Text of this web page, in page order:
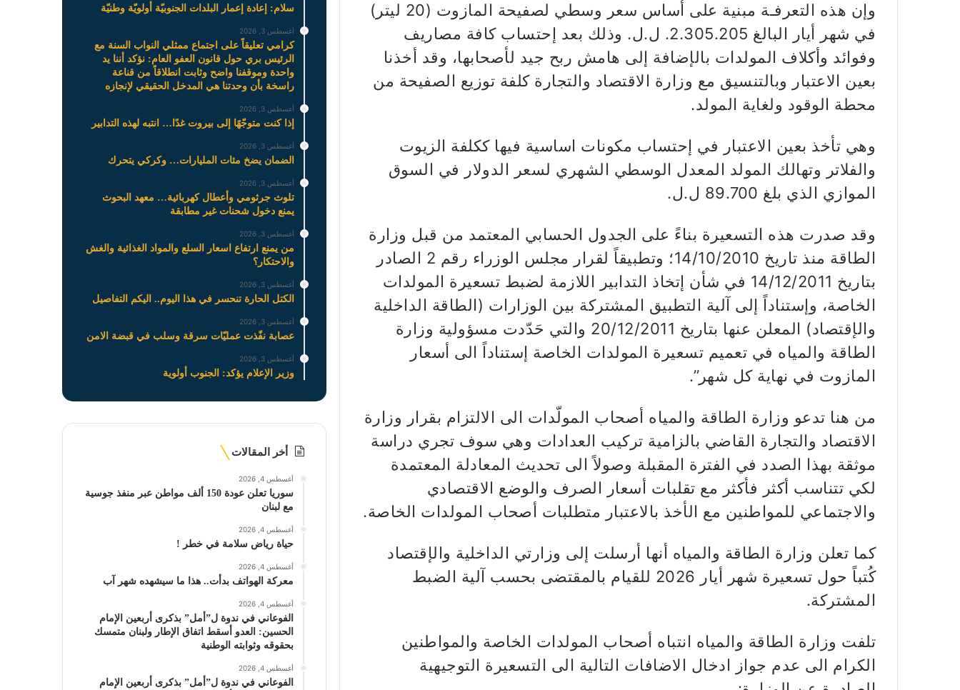
وإن هذه التعرفـة مبنية على أساس سعر وسطي لصفيحة المازوت (20 ليتر)
في شهر أيار البالغ 2.305.205. ل.ل. وذلك بعد إحتساب كافة مصاريف
وفوائد وأكلاف المولدات بالإضافة إلى هامش ربح جيد لأصحابها، وقد أخذنا
بعين الاعتبار وبالتنسيق مع وزارة الاقتصاد والتجارة كلفة توزيع الصفيحة من
محطة الوقود ولغاية المولد.
وهي تأخذ بعين الاعتبار في إحتساب مكونات اساسية فيها ككلفة الزيوت
والفلاتر وتهالك المولد المعدل الوسطي الشهري لسعر الدولار في السوق
الموازي الذي بلغ 89.700 ل.ل.
وقد صدرت هذه التسعيرة بناءً على الجدول الحسابي المعتمد من قبل وزارة
الطاقة منذ تاريخ 14/10/2010؛ وتطبيقاً لقرار مجلس الوزراء رقم 2 الصادر
بتاريخ 14/12/2011 في شأن إتخاذ التدابير اللازمة لضبط تسعيرة المولدات
الخاصة، وإستناداً إلى آلية التطبيق المشتركة بين الوزارات (الطاقة الداخلية
والإقتصاد) المعلن عنها بتاريخ 20/12/2011 والتي حَدّدت مسؤولية وزارة
الطاقة والمياه في تعميم تسعيرة المولدات الخاصة إستناداً الى أسعار
المازوت في نهاية كل شهر”.
من هنا تدعو وزارة الطاقة والمياه أصحاب المولّدات الى الالتزام بقرار وزارة
الاقتصاد والتجارة القاضي بالزامية تركيب العدادات وهي سوف تجري دراسة
موثقة بهذا الصدد في الفترة المقبلة وصولاً الى تحديث المعادلة المعتمدة
لكي تتناسب أكثر فأكثر مع تقلبات أسعار الصرف والوضع الاقتصادي
والاجتماعي للمواطنين مع الأخذ بالاعتبار متطلبات أصحاب المولدات الخاصة.
كما تعلن وزارة الطاقة والمياه أنها أرسلت إلى وزارتي الداخلية والإقتصاد
كُتباً حول تسعيرة شهر أيار 2026 للقيام بالمقتضى بحسب آلية الضبط
المشتركة.
تلفت وزارة الطاقة والمياه انتباه أصحاب المولدات الخاصة والمواطنين
الكرام الى عدم جواز ادخال الاضافات التالية الى التسعيرة التوجيهية
سلام: إعادة إعمار البلدات الجنوبيّة أولويّة وطنيّة
أغسطس 3, 2026
كرامي تعليقاً على اجتماع ممثلي النواب السنة مع
الرئيس بري حول قانون العفو العام: نؤكد أننا يد
واحدة وموقفنا واضح وثابت انطلاقاً من قناعة
راسخة بأن وحدتنا هي المدخل الحقيقي لإنجازه
أغسطس 3, 2026
إذا كنت متوجّهًا إلى بيروت غدًا… انتبه لهذه التدابير
أغسطس 3, 2026
الضمان يضخ مئات المليارات… وكركي يتحرك
أغسطس 3, 2026
تلوث جرثومي وأعطال كهربائية… معهد البحوث
يمنع دخول شحنات غير مطابقة
أغسطس 3, 2026
من يمنع ارتفاع اسعار السلع والمواد الغذائية والغش
والاحتكار؟
أغسطس 3, 2026
الكتل الحارة تنحسر في هذا اليوم.. اليكم التفاصيل
أغسطس 3, 2026
عصابة نفّذت عمليّات سرقة وسلب في قبضة الامن
أغسطس 3, 2026
وزير الإعلام يؤكد: الجنوب أولوية
أخر المقالات
أغسطس 4, 2026
سوريا تعلن عودة 150 ألف مواطن عبر منفذ جوسية
مع لبنان
أغسطس 4, 2026
حياة رياض سلامة في خطر !
أغسطس 4, 2026
معركة الهواتف بدأت.. هذا ما سيشهده شهر آب
أغسطس 4, 2026
الفوعاني في ندوة ل”أمل” بذكرى أربعين الإمام
الحسين: العدو أسقط اتفاق الإطار ولبنان متمسك
بحقوقه وثوابته الوطنية
أغسطس 4, 2026
الفوعاني في ندوة ل”أمل” بذكرى أربعين الإمام